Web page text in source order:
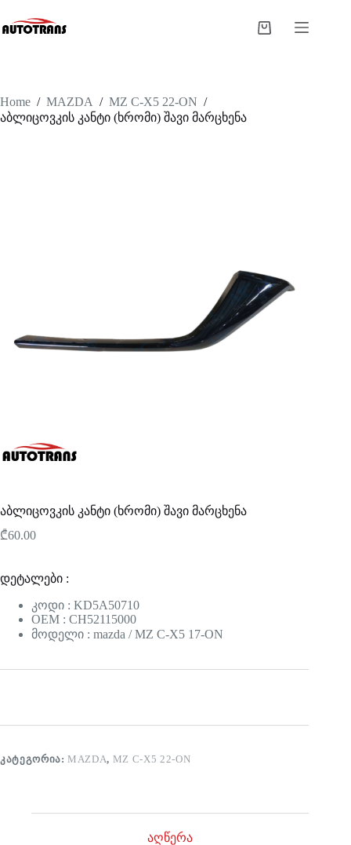
Home / MAZDA / MZ C-X5 22-ON /
აბლიცოვკის კანტი (ხრომი) შავი მარცხენა
აბლიცოვკის კანტი (ხრომი) შავი მარცხენა
₾60.00
დეტალები :
კოდი : KD5A50710
OEM : CH52115000
მოდელი : mazda / MZ C-X5 17-ON
ᲙᲐᲢᲔᲒᲝᲠᲘᲐ:MAZDA, MZ C-X5 22-ON
აღწერა